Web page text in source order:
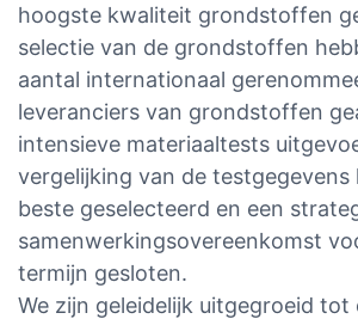
hoogste kwaliteit grondstoffen
selectie van de grondstoffen
aantal internationaal
leveranciers van grondstoffen
intensieve materiaaltests
vergelijking van de testgegevens
beste geselecteerd en een
samenwerkingsovereenkomst
termijn gesloten.
We zijn geleidelijk uitgegroeid tot